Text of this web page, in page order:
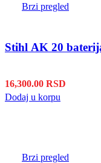
Brzi pregled
Stihl AK 20
16,300.00 RSD
Dodaj u korpu
Brzi pregled